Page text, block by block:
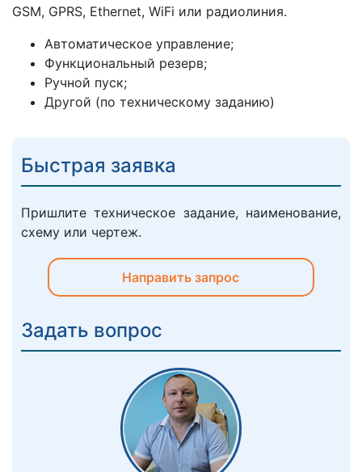
GSM, GPRS, Ethernet, WiFi или радиолиния.
Автоматическое управление;
Функциональный резерв;
Ручной пуск;
Другой (по техническому заданию)
Быстрая заявка
Пришлите техническое задание, наименование,
схему или чертеж.
Направить запрос
Задать вопрос